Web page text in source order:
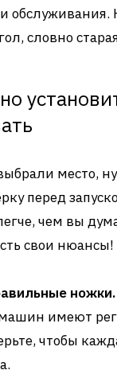
обслуживания.
словно
место,
перед
чем вы
свои нюансы!
ножки.
имеют
чтобы